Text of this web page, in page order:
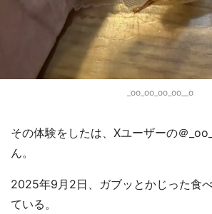
_oo_oo_oo_oo__o
その体験をしたは、Xユーザーの＠
ん。
2025年9月2日、ガブッとかじった食
ている。